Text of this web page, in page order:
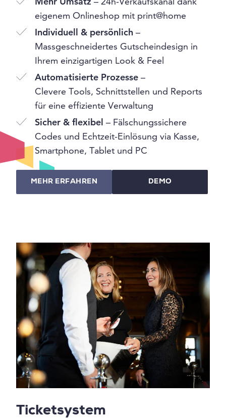
eigenem Onlineshop mit print@home
Individuell & persönlich –
Massgeschneidertes Gutscheindesign in
Ihrem einzigartigen Look & Feel
Automatisierte Prozesse –
Clevere Tools, Schnittstellen und Reports
für eine effiziente Verwaltung
Sicher & flexibel – Fälschungssichere
Codes und Echtzeit-Einlösung via Kasse,
Smartphone, Tablet und PC
MEHR ERFAHREN DEMO
Ticketsystem